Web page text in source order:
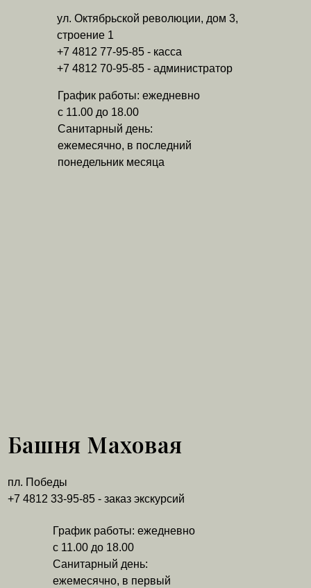
График работы: ежедневно
с 11.00 до 18.00
Санитарный день:
ежемесячно, в последний
понедельник месяца
График работы: ежедневно
с 11.00 до 18.00
Санитарный день:
ежемесячно, в первый
ул. Октябрьской революции, дом 3,
строение 1
+7 4812 77-95-85 - касса
+7 4812 70-95-85 - администратор
Башня Маховая
пл. Победы
+7 4812 33-95-85 - заказ экскурсий